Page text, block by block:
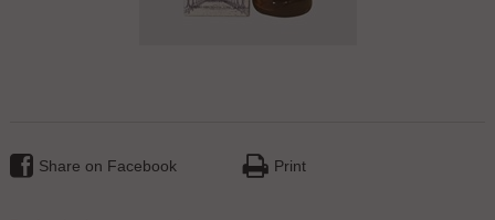
Share on Facebook Print